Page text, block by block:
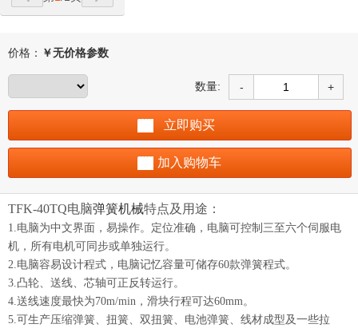
价格： ￥无价格参数
数量: - +
立即购买
加入购物车
TFK-40TQ电脑弹簧机械特点及用途：
1.电脑为中文界面，易操作。定位准确，电脑可控制三至六个伺服电
机，所有电机可同步或单独运行。
2.电脑容易设计程式，电脑记忆容量可储存60款弹簧程式。
3.凸轮、送线、芯轴可正反转运行。
4.送线速度最快为70m/min，滑块行程可达60mm。
5.可生产压缩弹簧、扭簧、双扭簧、电池弹簧、线材成型及一些拉